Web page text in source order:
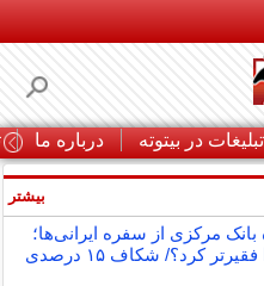
تبلیغات در بیتوته درباره ما
مرکزی از سفره ایرانی‌ها؛
تورم چگونه فقرا را فقیرتر کرد؟/ شکاف ۱۵ درصدی
بیشتر